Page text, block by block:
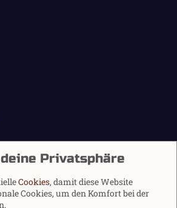
Privatsphäre
Cookies, damit diese Website
Cookies, um den Komfort bei der